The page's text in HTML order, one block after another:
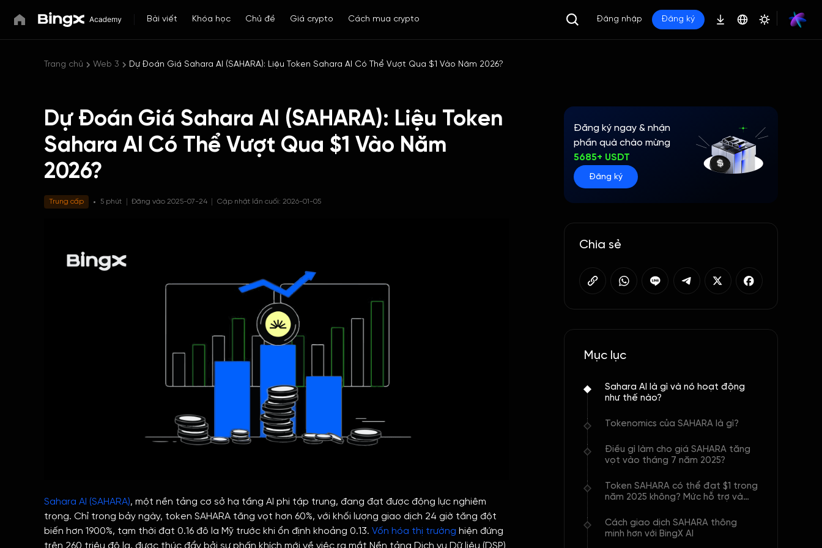
Bài viết Khóa học Chủ đề Giá crypto Cách mua crypto Đăng nhập Đăng ký
Trang chủ Web 3 Dự Đoán Giá Sahara AI (SAHARA): Liệu Token Sahara AI Có Thể Vượt Qua $1 Vào Năm 2026?
Dự Đoán Giá Sahara AI (SAHARA): Liệu Token
Sahara AI Có Thể Vượt Qua $1 Vào Năm
2026?
Trung cấp 5 phút Đăng vào 2025-07-24 Cập nhật lần cuối: 2026-01-05
Sahara AI (SAHARA), một nền tảng cơ sở hạ tầng AI phi tập trung, đang đạt được động lực nghiêm
trọng. Chỉ trong bảy ngày, token SAHARA tăng vọt hơn 60%, với khối lượng giao dịch 24 giờ tăng đột
biến hơn 1900%, tạm thời đạt 0.16 đô la Mỹ trước khi ổn định khoảng 0.13. Vốn hóa thị trường hiện đứng
trên 260 triệu đô la, được thúc đẩy bởi sự phấn khích mới về việc ra mắt Nền tảng Dịch vụ Dữ liệu (DSP)
Đăng ký ngay & nhận
phần quà chào mừng
5685+ USDT
Đăng ký
Chia sẻ
Mục lục
Sahara AI là gì và nó hoạt động
như thế nào?
Tokenomics của SAHARA là gì?
Điều gì làm cho giá SAHARA tăng
vọt vào tháng 7 năm 2025?
Token SAHARA có thể đạt $1 trong
năm 2025 không? Mức hỗ trợ và
Cách giao dịch SAHARA thông
minh hơn với BingX AI